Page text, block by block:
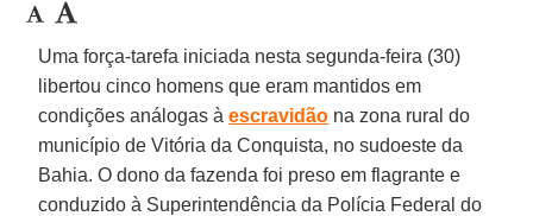
Uma força-tarefa iniciada nesta segunda-feira (30)
libertou cinco homens que eram mantidos em
condições análogas àescravidão na zona rural do
município de Vitória da Conquista, no sudoeste da
Bahia. O dono da fazenda foi preso em flagrante e
conduzido à Superintendência da Polícia Federal do